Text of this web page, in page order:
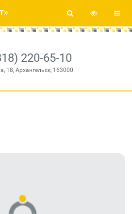
220-65-10
18, Архангельск, 163000